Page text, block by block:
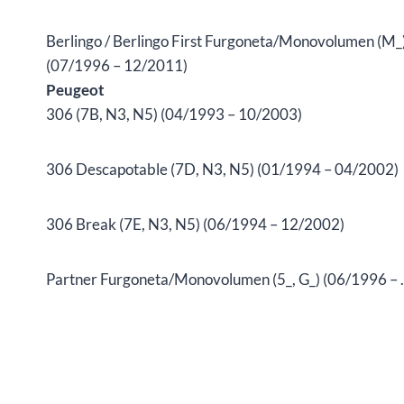
Berlingo / Berlingo First Furgoneta/Monovolumen
(07/1996 – 12/2011)
Peugeot
306 (7B, N3, N5) (04/1993 – 10/2003)
306 Descapotable (7D, N3, N5) (01/1994 – 04/2002)
306 Break (7E, N3, N5) (06/1994 – 12/2002)
Partner Furgoneta/Monovolumen (5_, G_) (06/1996 –